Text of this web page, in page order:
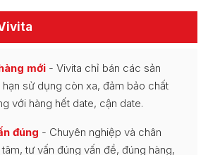
mới - Vivita chỉ bán các sản
sử dụng còn xa, đảm bảo chất
với hàng hết date, cận date.
đúng - Chuyên nghiệp và chân
tư vấn đúng vấn đề, đúng hàng,